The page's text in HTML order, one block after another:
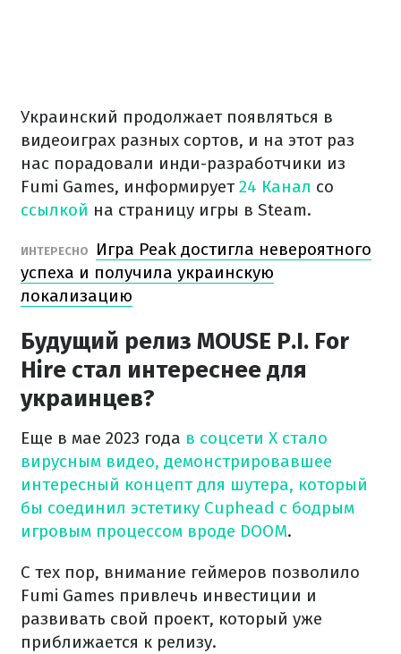
Украинский продолжает появляться в
видеоиграх разных сортов, и на этот раз
нас порадовали инди-разработчики из
Fumi Games, информирует24 Канал со
ссылкой на страницу игры в Steam.
ИНТЕРЕСНО
Игра Peak достигла невероятного
успеха и получила украинскую
локализацию
Будущий релиз MOUSE P.I. For
Hire стал интереснее для
украинцев?
Еще в мае 2023 года в соцсети X стало
вирусным видео, демонстрировавшее
интересный концепт для шутера, который
бы соединил эстетику Cuphead с бодрым
игровым процессом вроде DOOM.
С тех пор, внимание геймеров позволило
Fumi Games привлечь инвестиции и
развивать свой проект, который уже
приближается к релизу.